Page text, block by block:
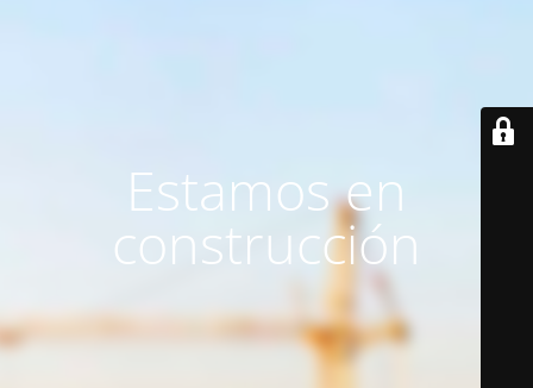
Estamos en
construcción